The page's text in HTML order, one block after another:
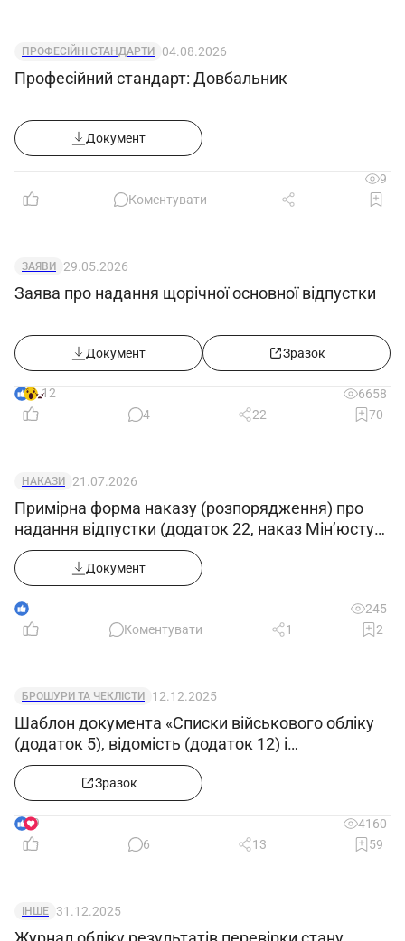
ПРОФЕСІЙНІ СТАНДАРТИ 04.08.2026
Професійний стандарт: Довбальник
Документ
9
Коментувати
ЗАЯВИ 29.05.2026
Заява про надання щорічної основної відпустки
Документ Зразок
12
6658
4
22 70
НАКАЗИ 21.07.2026
Примірна форма наказу (розпорядження) про
надання відпустки (додаток 22, наказ Мін’юсту
від 09.07.2026 №1860/5)
Документ
1
245
Коментувати
1 2
БРОШУРИ ТА ЧЕКЛІСТИ 12.12.2025
Шаблон документа «Списки військового обліку
(додаток 5), відомість (додаток 12) і
повідомлення (додаток 4) в Excel»
Зразок
9
4160
6
13 59
ІНШЕ 31.12.2025